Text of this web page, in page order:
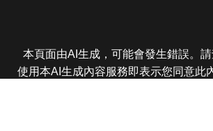
本頁面由AI生成，可能會發生錯誤。請
使用本AI生成內容服務即表示您同意此